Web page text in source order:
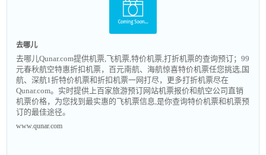
去哪儿
去哪儿Qunar.com提供机票,飞机票,特价机票,打折机票的查询预订；99
元春秋航空特惠折扣机票，百元南航、海航惊喜特价机票任您挑选,国
航、深航1折特价机票和折扣机票一网打尽，更多打折机票尽在
Qunar.com。实时提供上百家旅游预订网站机票报价和航空公司直销
机票价格，为您找到最实惠的飞机票信息,是你查询特价机票和机票预
订的最佳途径。
www.qunar.com